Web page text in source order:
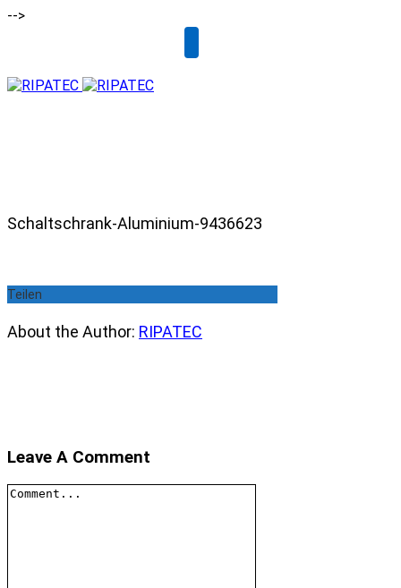
-->
Schaltschrank-Aluminium-9436623
Teilen
About the Author: RIPATEC
Leave A Comment
Comment